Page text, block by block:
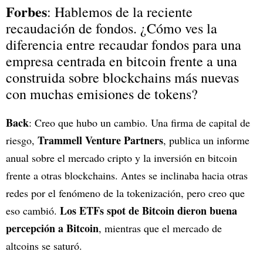
Forbes: Hablemos de la reciente
recaudación de fondos. ¿Cómo ves la
diferencia entre recaudar fondos para una
empresa centrada en bitcoin frente a una
construida sobre blockchains más nuevas
con muchas emisiones de tokens?
Back: Creo que hubo un cambio. Una firma de capital de
riesgo, Trammell Venture Partners, publica un informe
anual sobre el mercado cripto y la inversión en bitcoin
frente a otras blockchains. Antes se inclinaba hacia otras
redes por el fenómeno de la tokenización, pero creo que
eso cambió. Los ETFs spot de Bitcoin dieron buena
percepción a Bitcoin, mientras que el mercado de
altcoins se saturó.